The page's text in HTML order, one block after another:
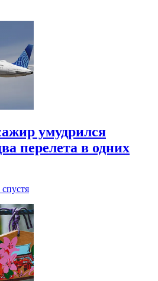
умудрился
перелета в одних
спустя